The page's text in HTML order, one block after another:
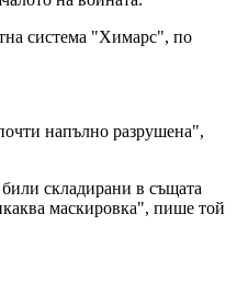
система "Химарс", по
напълно разрушена",
били складирани в същата
маскировка", пише той